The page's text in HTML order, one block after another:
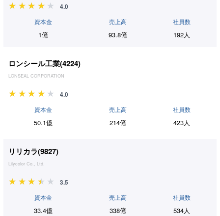
4.0
資本金
1億
売上高
93.8億
社員数
192人
ロンシール工業(4224)
LONSEAL CORPORATION
4.0
資本金
50.1億
売上高
214億
社員数
423人
リリカラ(9827)
Lilycolor Co., Ltd.
3.5
資本金
33.4億
売上高
338億
社員数
534人